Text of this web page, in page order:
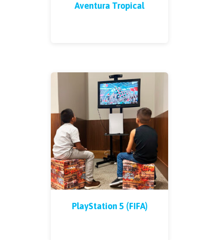
Aventura Tropical
PlayStation 5 (FIFA)